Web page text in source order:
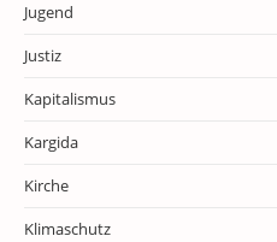
Jugend
Justiz
Kapitalismus
Kargida
Kirche
Klimaschutz